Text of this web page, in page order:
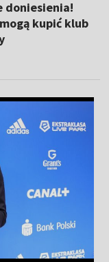
doniesienia!
kupić klub